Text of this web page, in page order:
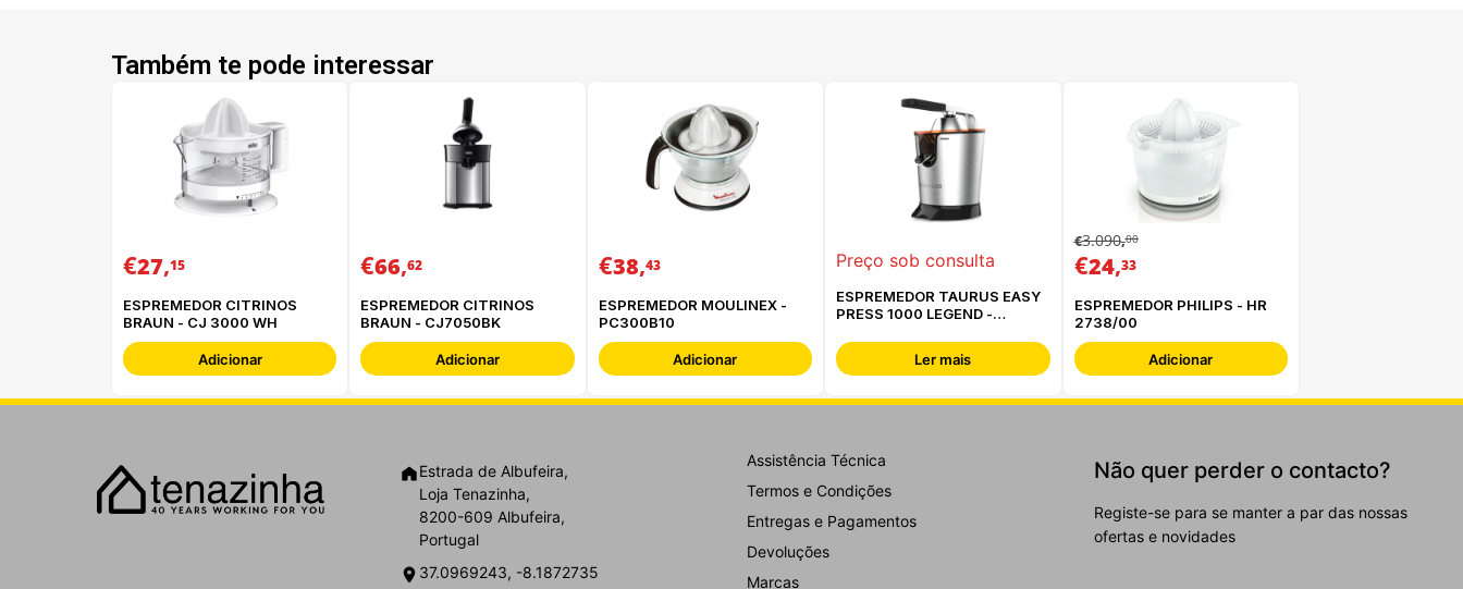
Também te pode interessar
€27,15
ESPREMEDOR CITRINOS
BRAUN - CJ 3000 WH
Adicionar
€66,62
ESPREMEDOR CITRINOS
BRAUN - CJ7050BK
Adicionar
€38,43
ESPREMEDOR MOULINEX -
PC300B10
Adicionar
Preço sob consulta
ESPREMEDOR TAURUS EASY
PRESS 1000 LEGEND -
Ler mais
€3.090,00
€24,33
ESPREMEDOR PHILIPS - HR
2738/00
Adicionar
Estrada de Albufeira,
Loja Tenazinha,
8200-609 Albufeira,
Portugal
37.0969243, -8.1872735
Assistência Técnica
Termos e Condições
Entregas e Pagamentos
Devoluções
Marcas
Não quer perder o contacto?
Registe-se para se manter a par das nossas
ofertas e novidades